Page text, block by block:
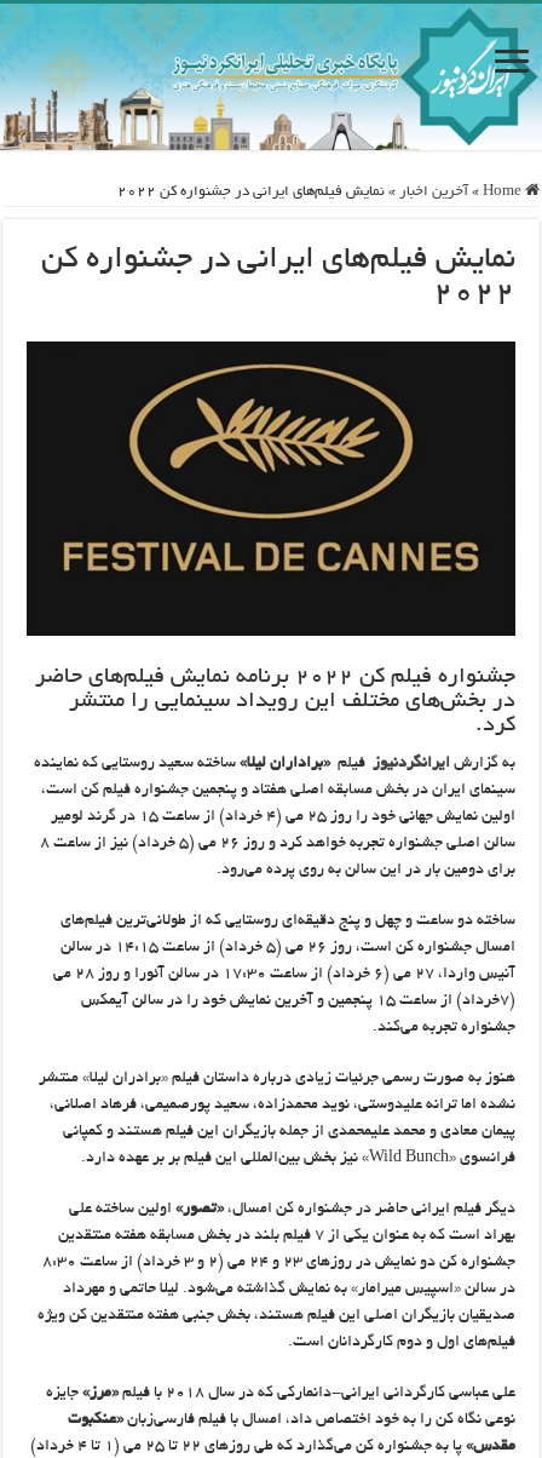
Home
» آخرین اخبار » نمایش فیلم‌های ایرانی در جشنواره کن ۲۰۲۲
نمایش فیلم‌های ایرانی در جشنواره کن
۲۰۲۲
جشنواره فیلم کن ۲۰۲۲ برنامه نمایش فیلم‌های حاضر
در بخش‌های مختلف این رویداد سینمایی را منتشر
کرد.
به گزارشایرانگردنیوز فیلم«براداران لیلا» ساخته سعید روستایی که نماینده
سینمای ایران در بخش مسابقه اصلی هفتاد و پنجمین جشنواره فیلم کن است،
اولین نمایش جهانی خود را روز ۲۵ می (۴ خرداد) از ساعت ۱۵ در گرند لومیر
سالن اصلی جشنواره تجربه خواهد کرد و روز ۲۶ می (۵ خرداد) نیز از ساعت ۸
برای دومین بار در این سالن به روی پرده می‌رود.
ساخته دو ساعت و چهل و پنج دقیقه‌ای روستایی که از طولانی‌ترین فیلم‌های
امسال جشنواره کن است، روز ۲۶ می (۵ خرداد) از ساعت ۱۴:۱۵ در سالن
آنیس واردا، ۲۷ می (۶ خرداد) از ساعت ۱۷:۳۰ در سالن آئورا و روز ۲۸ می
(۷خرداد) از ساعت ۱۵ پنجمین و آخرین نمایش خود را در سالن آیمکس
جشنواره تجربه می‌کند.
هنوز به صورت رسمی جرئیات زیادی درباره داستان فیلم «برادران لیلا» منتشر
نشده اما ترانه علیدوستی، نوید محمدزاده، سعید پورصمیمی، فرهاد اصلانی،
پیمان معادی و محمد علیمحمدی از جمله بازیگران این فیلم هستند و کمپانی
فرانسوی «Wild Bunch» نیز بخش بین‌المللی این فیلم بر بر عهده دارد.
دیگر فیلم ایرانی حاضر در جشنواره کن امسال،«تصور» اولین ساخته علی
بهراد است که به عنوان یکی از ۷ فیلم بلند در بخش مسابقه هفته منتقدین
جشنواره کن دو نمایش در روزهای ۲۳ و ۲۴ می (۲ و ۳ خرداد) از ساعت ۸:۳۰
در سالن «اسپیس میرامار» به نمایش گذاشته می‌شود. لیلا حاتمی و مهرداد
صدیقیان بازیگران اصلی این فیلم هستند، بخش جنبی هفته منتقدین کن ویژه
فیلم‌های اول و دوم کارگردانان است.
علی عباسی کارگردانی ایرانی-دانمارکی که در سال ۲۰۱۸ با فیلم «مرز» جایزه
نوعی نگاه کن را به خود اختصاص داد، امسال با فیلم فارسی‌زبان«عنکبوت
مقدس»
پا به جشنواره کن می‌گذارد که طی روزهای ۲۲ تا ۲۵ می (۱ تا ۴ خرداد)